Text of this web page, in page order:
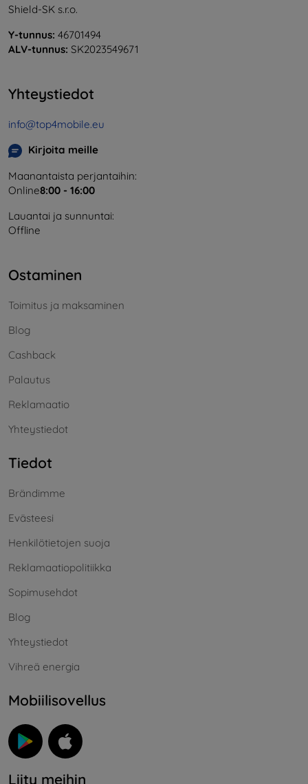
Shield-SK s.r.o.
Y-tunnus: 46701494
ALV-tunnus: SK2023549671
Yhteystiedot
info@top4mobile.eu
Kirjoita meille
Maanantaista perjantaihin:
Online8:00 - 16:00
Lauantai ja sunnuntai:
Offline
Ostaminen
Toimitus ja maksaminen
Blog
Cashback
Palautus
Reklamaatio
Yhteystiedot
Tiedot
Brändimme
Evästeesi
Henkilötietojen suoja
Reklamaatiopolitiikka
Sopimusehdot
Blog
Yhteystiedot
Vihreä energia
Mobiilisovellus
Liity meihin